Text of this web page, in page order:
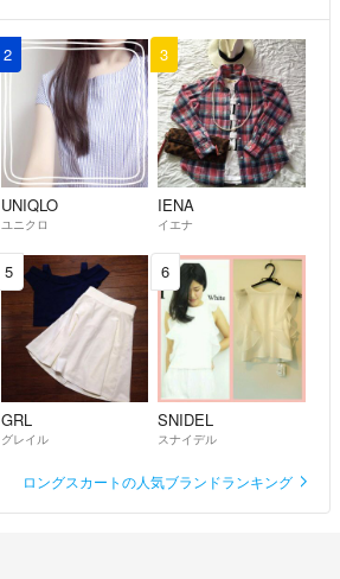
2
UNIQLO
ユニクロ
3
IENA
イエナ
5
GRL
グレイル
6
SNIDEL
スナイデル
ロングスカートの人気ブランドランキング